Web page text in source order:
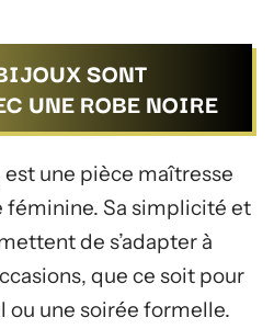
SONT
UNE ROBE NOIRE
est une pièce maîtresse
Sa simplicité et
de s’adapter à
que ce soit pour
ou une soirée formelle.